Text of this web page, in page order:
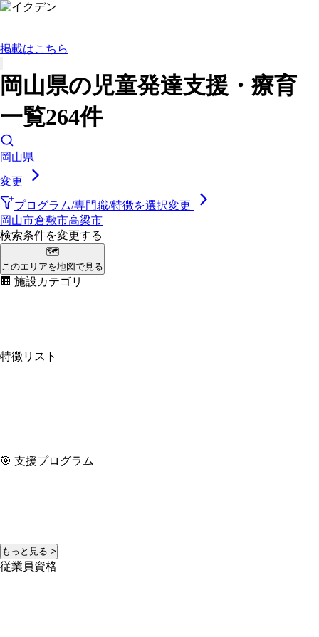
掲載はこちら
岡山県の児童発達支援・療育
一覧264件
岡山県
変更
プログラム/専門職/特徴を選択変更
岡山市倉敷市高梁市
検索条件を変更する
🗺
このエリアを地図で見る
🏢 施設カテゴリ
特徴リスト
🎯 支援プログラム
もっと見る >
従業員資格